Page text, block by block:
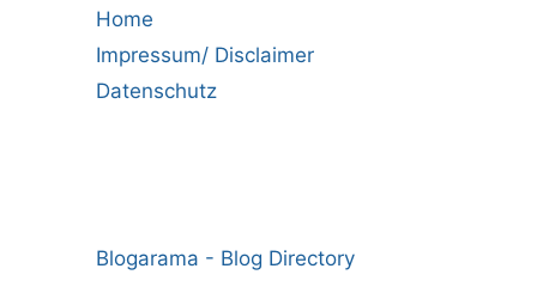
Home
Impressum/ Disclaimer
Datenschutz
Blogarama - Blog Directory